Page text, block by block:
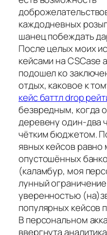
каждодневных
шанец побеждать
После целых моих
кейсами на
подошел ко
отдых, каковое к
кейс баттл drop
безвредным, когда
деревену один-два
чётким бюджетом.
явных кейсов равно
опустошённых
(каламбур, моя
лунный
уверенностью
популярных кейсов
В персональном
ввергнута